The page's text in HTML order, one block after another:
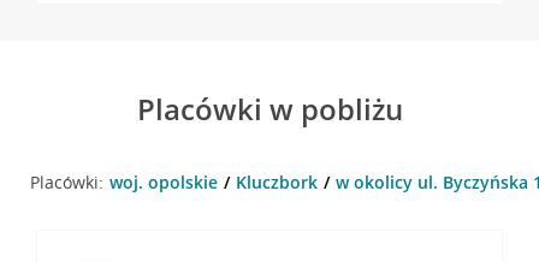
Placówki w pobliżu
Placówki: woj. opolskie Kluczbork w okolicy ul. Byczyńska